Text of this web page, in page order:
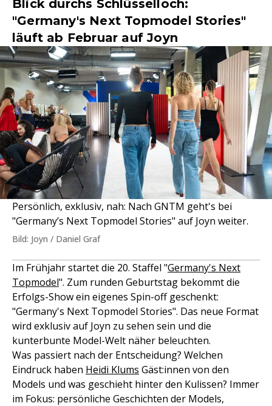
Blick durchs Schlüsselloch:
"Germany's Next Topmodel Stories"
läuft ab Februar auf Joyn
Persönlich, exklusiv, nah: Nach GNTM geht's bei
"Germany’s Next Topmodel Stories" auf Joyn weiter.
Bild: Joyn / Daniel Graf
Im Frühjahr startet die 20. Staffel "Germany's Next
Topmodel". Zum runden Geburtstag bekommt die
Erfolgs-Show ein eigenes Spin-off geschenkt:
"Germany's Next Topmodel Stories". Das neue Format
wird exklusiv auf Joyn zu sehen sein und die
kunterbunte Model-Welt näher beleuchten.
Was passiert nach der Entscheidung? Welchen
Eindruck haben Heidi Klums Gäst:innen von den
Models und was geschieht hinter den Kulissen? Immer
im Fokus: persönliche Geschichten der Models,